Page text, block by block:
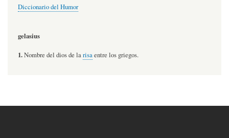
Diccionario del Humor
gelasius
1.Nombre del dios de larisaentre los griegos.